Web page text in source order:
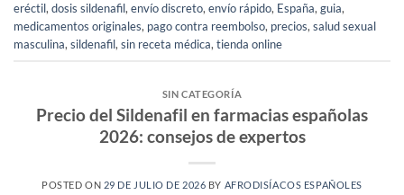
eréctil,dosis sildenafil,envío discreto,envío rápido, España,guia,
medicamentos originales, pago contra reembolso, precios,salud sexual
masculina,sildenafil,sin receta médica,tienda online
SIN CATEGORÍA
Precio del Sildenafil en farmacias españolas
2026: consejos de expertos
POSTED ON 29 DE JULIO DE 2026 BY AFRODISÍACOS ESPAÑOLES